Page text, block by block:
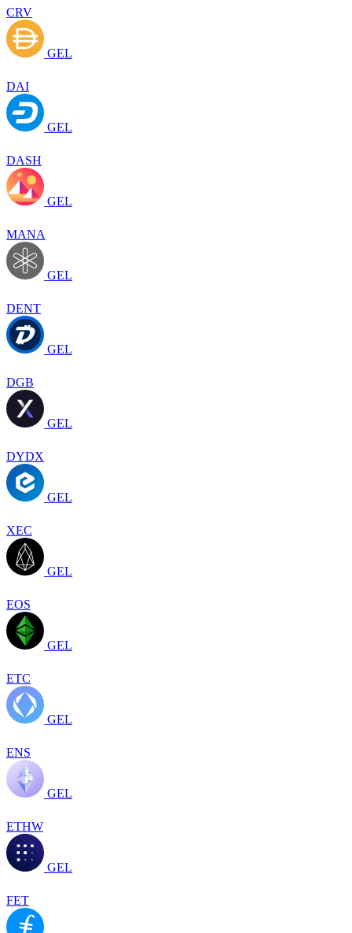
CRV
GEL
DAI
GEL
DASH
GEL
MANA
GEL
DENT
GEL
DGB
GEL
DYDX
GEL
XEC
GEL
EOS
GEL
ETC
GEL
ENS
GEL
ETHW
GEL
FET